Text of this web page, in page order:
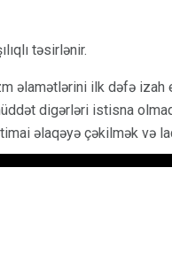
təsirlənir.
əlamətlərini ilk dəfə
digərləri istisna
əlaqəyə çəkilmək və